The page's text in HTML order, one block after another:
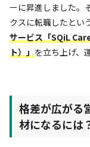
ーに昇進しました。
クスに転職したとい
サービス「SQiL
ト）」 を立ち上げ、
格差が広がる
材になるには